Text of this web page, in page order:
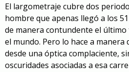
El largometraje cubre dos
hombre que apenas llegó a los
de manera contundente el
el mundo. Pero lo hace a manera
desde una óptica complaciente,
oscuridades asociadas a esa